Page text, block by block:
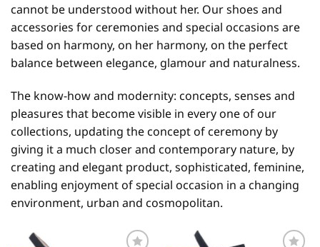
cannot be understood without her. Our shoes and
accessories for ceremonies and special occasions are
based on harmony, on her harmony, on the perfect
balance between elegance, glamour and naturalness.
The know-how and modernity: concepts, senses and
pleasures that become visible in every one of our
collections, updating the concept of ceremony by
giving it a much closer and contemporary nature, by
creating and elegant product, sophisticated, feminine,
enabling enjoyment of special occasion in a changing
environment, urban and cosmopolitan.